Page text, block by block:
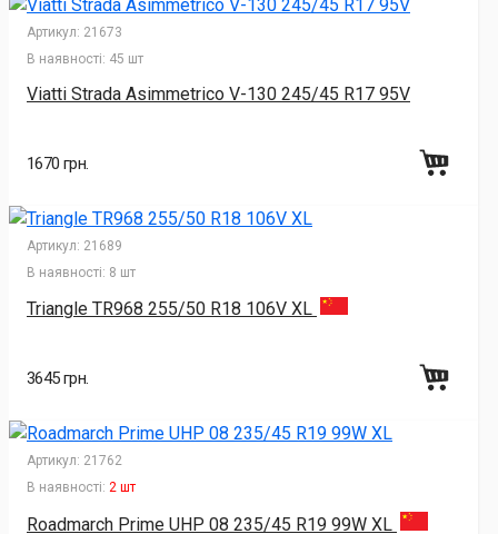
Артикул: 21673
В наявності: 45 шт
Viatti Strada Asimmetrico V-130 245/45 R17 95V
1670 грн.
Артикул: 21689
В наявності: 8 шт
Triangle TR968 255/50 R18 106V XL
3645 грн.
Артикул: 21762
В наявності: 2 шт
Roadmarch Prime UHP 08 235/45 R19 99W XL